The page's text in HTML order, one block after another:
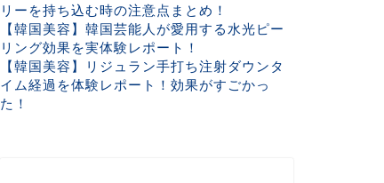
リーを持ち込む時の注意点まとめ！
【韓国美容】韓国芸能人が愛用する水光ピー
リング効果を実体験レポート！
【韓国美容】リジュラン手打ち注射ダウンタ
イム経過を体験レポート！効果がすごかっ
た！